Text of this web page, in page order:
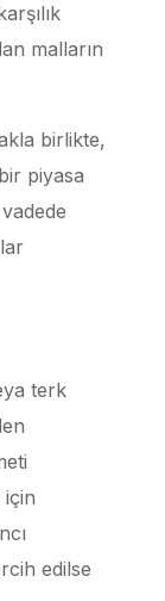
malların
birlikte,
piyasa
terk
için
edilse